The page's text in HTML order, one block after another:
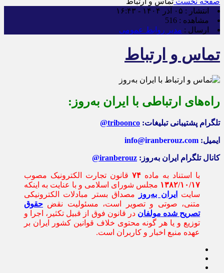
انتشار : ۰۵ آذر ۱۴۰۴ - ۱۶:۴۳
مشاهده : 516
ارسال : مدیر روابط عمومی
تماس و ارتباط
راه‌های ارتباطی با ایران به‌روز:
تلگرام پشتیبانی تبلیغات: triboonco@
ایمیل:
کانال تلگرام ایران به‌روز: iranberouz@
با استناد به ماده ۷۴ قانون تجارت الکترونیک مصوب
۱۳۸۲/۱۰/۱۷ مجلس شورای اسلامی و با عنایت به اینکه
سایت
ایران به‌روز
مصداق بستر مبادلات الکترونیکی
متنی، صوتی و تصویر است، مسئولیت نقض حقوق
تصریح شده مولفان در قانون فوق از قبیل تکثیر، اجرا و
توزیع و یا هر گونه محتوی خلاف قوانین کشور ایران بر
عهده منبع اخبار و کاربران است.